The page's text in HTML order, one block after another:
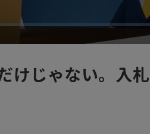
けじゃない。入